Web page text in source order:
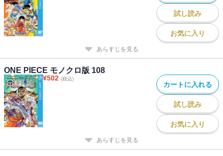
試し読み
お気に入り
あらすじを見る
ONE PIECE モノクロ版 108
¥502 (税込)
カートに入れる
試し読み
お気に入り
あらすじを見る